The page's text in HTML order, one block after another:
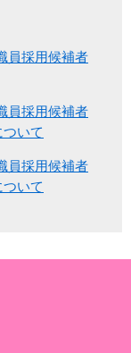
員採用候補者
員採用候補者
いて
員採用候補者
いて